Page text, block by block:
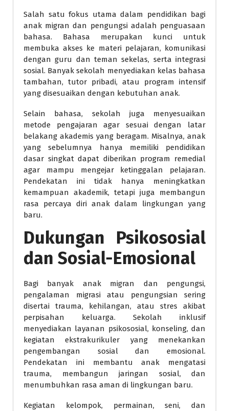
Salah satu fokus utama dalam pendidikan bagi
anak migran dan pengungsi adalah penguasaan
bahasa. Bahasa merupakan kunci untuk
membuka akses ke materi pelajaran, komunikasi
dengan guru dan teman sekelas, serta integrasi
sosial. Banyak sekolah menyediakan kelas bahasa
tambahan, tutor pribadi, atau program intensif
yang disesuaikan dengan kebutuhan anak.
Selain bahasa, sekolah juga menyesuaikan
metode pengajaran agar sesuai dengan latar
belakang akademis yang beragam. Misalnya, anak
yang sebelumnya hanya memiliki pendidikan
dasar singkat dapat diberikan program remedial
agar mampu mengejar ketinggalan pelajaran.
Pendekatan ini tidak hanya meningkatkan
kemampuan akademik, tetapi juga membangun
rasa percaya diri anak dalam lingkungan yang
baru.
Dukungan Psikososial
dan Sosial-Emosional
Bagi banyak anak migran dan pengungsi,
pengalaman migrasi atau pengungsian sering
disertai trauma, kehilangan, atau stres akibat
perpisahan keluarga. Sekolah inklusif
menyediakan layanan psikososial, konseling, dan
kegiatan ekstrakurikuler yang menekankan
pengembangan sosial dan emosional.
Pendekatan ini membantu anak mengatasi
trauma, membangun jaringan sosial, dan
menumbuhkan rasa aman di lingkungan baru.
Kegiatan kelompok, permainan, seni, dan